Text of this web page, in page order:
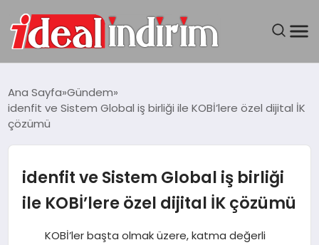
BILGISAYAR
TEKNOLOJI
Ana Sayfa Gündem
idenfit ve Sistem Global iş birliği ile KOBİ’lere özel dijital İK
çözümü
idenfit ve Sistem Global iş birliği
ile KOBİ’lere özel dijital İK çözümü
KOBİ’ler başta olmak üzere, katma değerli